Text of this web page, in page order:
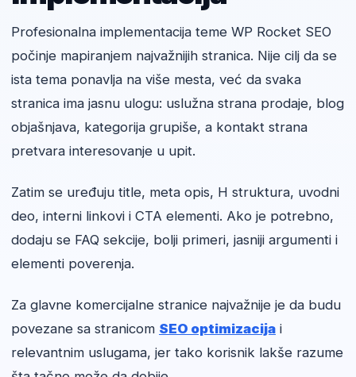
Profesionalna implementacija teme WP Rocket SEO
počinje mapiranjem najvažnijih stranica. Nije cilj da se
ista tema ponavlja na više mesta, već da svaka
stranica ima jasnu ulogu: uslužna strana prodaje, blog
objašnjava, kategorija grupiše, a kontakt strana
pretvara interesovanje u upit.
Zatim se uređuju title, meta opis, H struktura, uvodni
deo, interni linkovi i CTA elementi. Ako je potrebno,
dodaju se FAQ sekcije, bolji primeri, jasniji argumenti i
elementi poverenja.
Za glavne komercijalne stranice najvažnije je da budu
povezane sa stranicom SEO optimizacija i
relevantnim uslugama, jer tako korisnik lakše razume